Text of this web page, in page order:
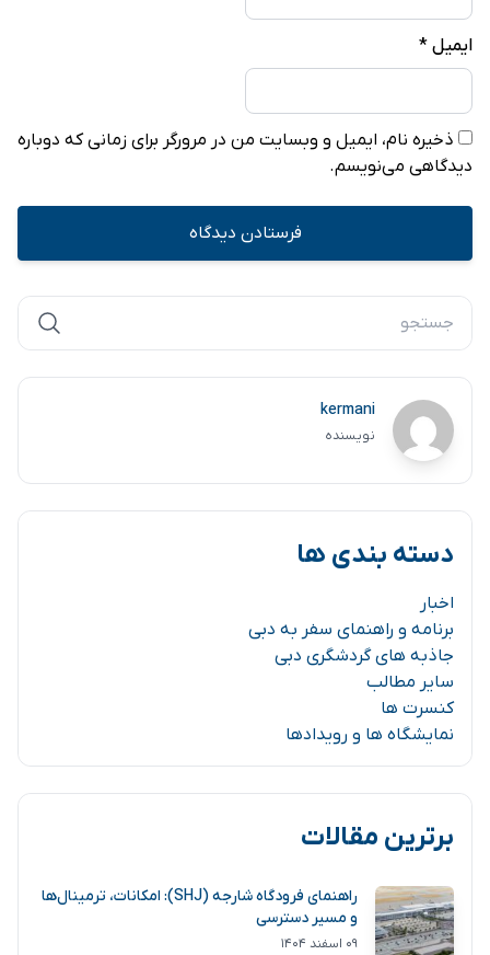
ایمیل *
ذخیره نام، ایمیل و وبسایت من در مرورگر برای زمانی که دوباره
دیدگاهی می‌نویسم.
kermani
نویسنده
دسته بندی ها
اخبار
برنامه و راهنمای سفر به دبی
جاذبه های گردشگری دبی
سایر مطالب
کنسرت ها
نمایشگاه ها و رویدادها
برترین مقالات
راهنمای فرودگاه شارجه (SHJ): امکانات، ترمینال‌ها
و مسیر دسترسی
۰۹ اسفند ۱۴۰۴